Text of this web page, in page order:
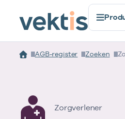
AGB-register Zoeken
Zorgverlener